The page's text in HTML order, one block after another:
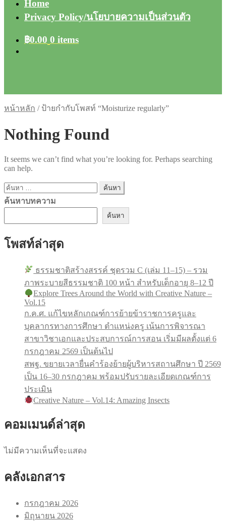
Home
Privacy Policy/นโยบายความเป็นส่วนตัว
฿0.00 0 items
หน้าหลัก / ป้ายกำกับโพสท์ “Moisturize regularly”
Nothing Found
It seems we can’t find what you’re looking for. Perhaps searching
can help.
ค้นหา
สำหรับ:
ค้นหาบทความ
ค้นหา
โพสท์ล่าสุด
ธรรมชาติสร้างสรรค์ ชุดรวม C (เล่ม 11–15) – รวม
ภาพระบายสีธรรมชาติ 100 หน้า สำหรับเด็กอายุ 8–12 ปี
Explore Trees Around the World with Creative Nature –
Vol.15
ก.ค.ศ. แก้ไขหลักเกณฑ์การย้ายข้าราชการครูและ
บุคลากรทางการศึกษา ตำแหน่งครู เน้นการพิจารณา
สาขาวิชาเอกและประสบการณ์การสอน เริ่มมีผลตั้งแต่ 6
กรกฎาคม 2569 เป็นต้นไป
สพฐ. ขยายเวลายื่นคำร้องย้ายผู้บริหารสถานศึกษา ปี 2569
เป็น 16–30 กรกฎาคม พร้อมปรับรายละเอียดเกณฑ์การ
ประเมิน
Creative Nature – Vol.14: Amazing Insects
คอมเมนด์ล่าสุด
ไม่มีความเห็นที่จะแสดง
คลังเอกสาร
กรกฎาคม 2026
มิถุนายน 2026